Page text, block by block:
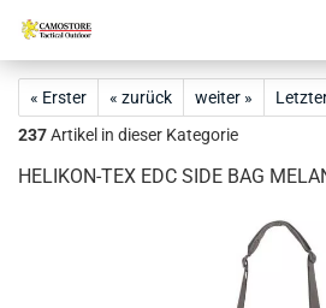
« Erster « zurück weiter »
237Artikel in dieser Kategorie
HELIKON-TEX EDC SIDE BAG